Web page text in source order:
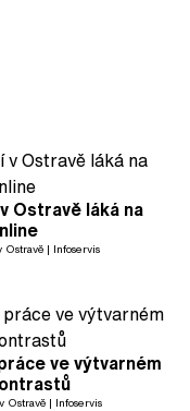
Ostravě láká na
Ostravě Infoservis
ve výtvarném
Ostravě Infoservis